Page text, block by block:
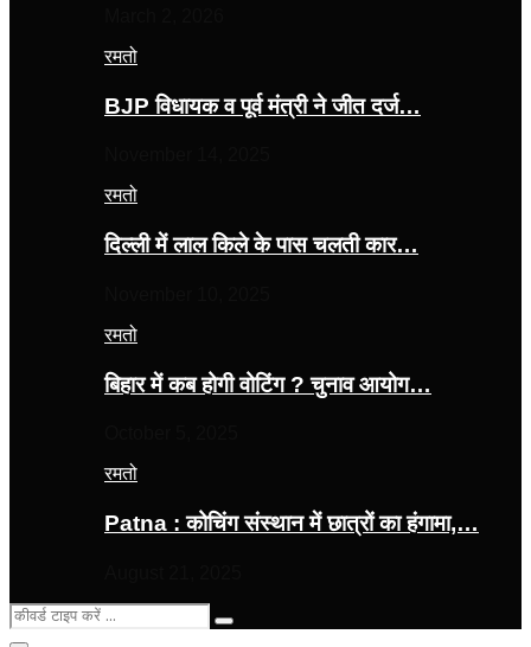
रमतो
BJP विधायक व पूर्व मंत्री ने जीत दर्ज…
रमतो
दिल्ली में लाल किले के पास चलती कार…
रमतो
बिहार में कब होगी वोटिंग ? चुनाव आयोग…
रमतो
Patna : कोचिंग संस्थान में छात्रों का हंगामा,…
Search
for:
Search